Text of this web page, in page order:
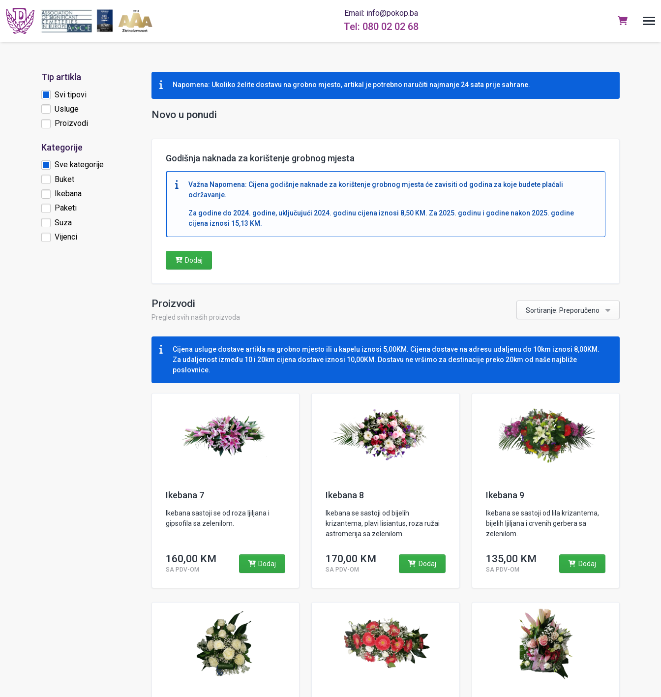
Email: info@pokop.ba
Tel: 080 02 02 68
Tip artikla
Svi tipovi
Usluge
Proizvodi
Kategorije
Sve kategorije
Buket
Ikebana
Paketi
Suza
Vijenci
Napomena: Ukoliko želite dostavu na grobno mjesto, artikal je potrebno naručiti najmanje 24 sata prije sahrane.
Novo u ponudi
Godišnja naknada za korištenje grobnog mjesta
Važna Napomena: Cijena godišnje naknade za korištenje grobnog mjesta će zavisiti od godina za koje budete plaćali
održavanje.
Za godine do 2024. godine, uključujući 2024. godinu cijena iznosi 8,50 KM. Za 2025. godinu i godine nakon 2025. godine
cijena iznosi 15,13 KM.
Dodaj
Proizvodi
Pregled svih naših proizvoda
Sortiranje: Preporučeno
Cijena usluge dostave artikla na grobno mjesto ili u kapelu iznosi 5,00KM. Cijena dostave na adresu udaljenu do 10km iznosi 8,00KM.
Za udaljenost između 10 i 20km cijena dostave iznosi 10,00KM. Dostavu ne vršimo za destinacije preko 20km od naše najbliže
poslovnice.
Ikebana 7
Ikebana sastoji se od roza ljiljana i
gipsofila sa zelenilom.
160,00 KM
SA PDV-OM
Dodaj
Ikebana 8
Ikebana se sastoji od bijelih
krizantema, plavi lisiantus, roza ružai
astromerija sa zelenilom.
170,00 KM
SA PDV-OM
Dodaj
Ikebana 9
Ikebana se sastoji od lila krizantema,
bijelih ljiljana i crvenih gerbera sa
zelenilom.
135,00 KM
SA PDV-OM
Dodaj